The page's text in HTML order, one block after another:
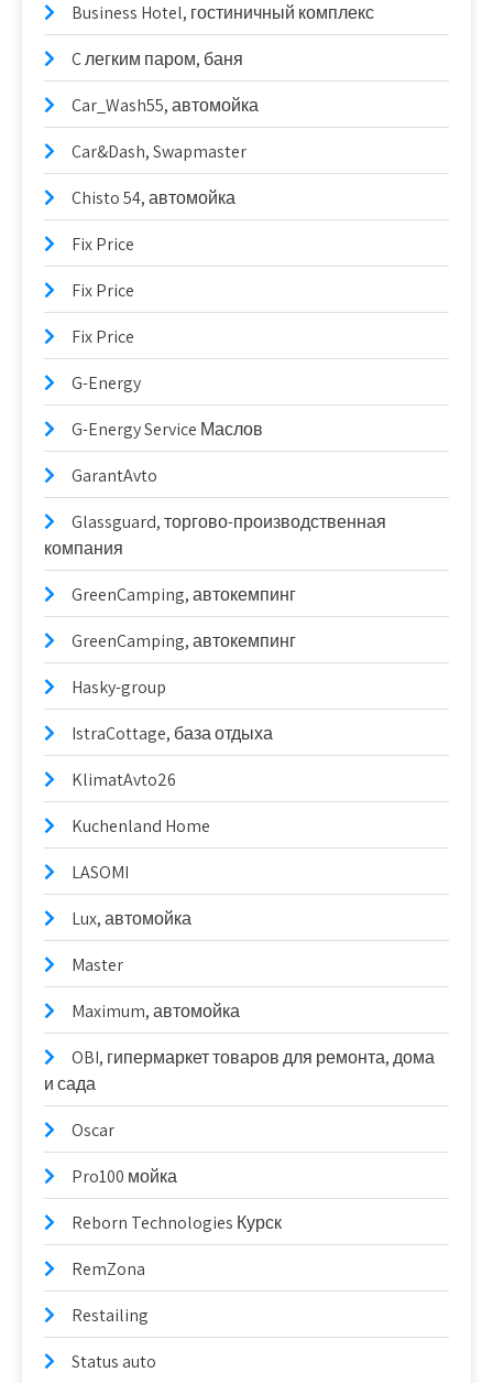
Business Hotel, гостиничный комплекс
C легким паром, баня
Car_Wash55, автомойка
Car&Dash, Swapmaster
Chisto 54, автомойка
Fix Price
Fix Price
Fix Price
G-Energy
G-Energy Service Маслов
GarantAvto
Glassguard, торгово-производственная
компания
GreenCamping, автокемпинг
GreenCamping, автокемпинг
Hasky-group
IstraCottage, база отдыха
KlimatAvto26
Kuchenland Home
LASOMI
Lux, автомойка
Master
Maximum, автомойка
OBI, гипермаркет товаров для ремонта, дома
и сада
Oscar
Pro100 мойка
Reborn Technologies Курск
RemZona
Restailing
Status auto